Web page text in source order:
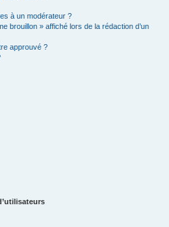
à un modérateur ?
brouillon » affiché lors de la rédaction d’un
approuvé ?